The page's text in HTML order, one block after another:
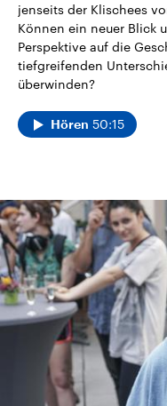
jenseits der Klischees
Können ein neuer Blick
Perspektive auf die
tiefgreifenden
überwinden?
Hören 50:15